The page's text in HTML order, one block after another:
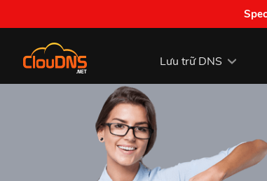
Lưu trữ DNS